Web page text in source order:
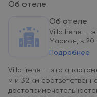
Об отеле
Об отеле
Villa Irene —
Марион, в 20
Подробнее
Villa Irene — это
м и 32 км